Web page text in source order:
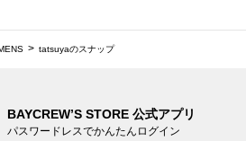
tatsuyaのスナップ
BAYCREW’S STORE 公式アプリ
パスワードレスでかんたんログイン